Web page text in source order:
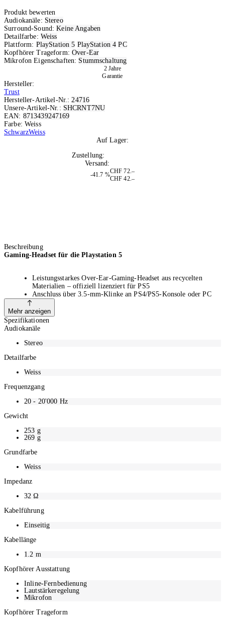
Produkt bewerten
Audiokanäle: Stereo
Surround-Sound:Keine Angaben
Detailfarbe: Weiss
Plattform: PlayStation 5 PlayStation 4 PC
Kopfhörer Trageform: Over-Ear
Mikrofon Eigenschaften: Stummschaltung
2 Jahre
Garantie
Hersteller:
Trust
Hersteller-Artikel-Nr.: 24716
Unsere-Artikel-Nr.: SHCRNT7NU
EAN: 8713439247169
Farbe: Weiss
SchwarzWeiss
Auf Lager:
Zustellung:
Versand:
-41.7 %
CHF 72.–
CHF 42.–
Beschreibung
Gaming-Headset für die Playstation 5
Leistungsstarkes Over-Ear-Gaming-Headset aus recycelten
Materialien – offiziell lizenziert für PS5
Anschluss über 3.5-mm-Klinke an PS4/PS5-Konsole oder PC
(1.20 m Kabellänge)
Leistungsstarke 50-mm-Treiber und 3D-Audio auf der PS5-
Konsole sorgen für perfekten Gaming-Sound
Mit dem flexiblen, abnehmbaren Mikrofon können Sie Ihre
Einfache Bedienung dank des Lautstärkereglers an der
Gepolsterter Kopfbügel, bewegliche Hörmuscheln und weiche
Mehr anzeigen
Spezifikationen
Audiokanäle
Stereo
Detailfarbe
Weiss
Frequenzgang
20 - 20'000 Hz
Gewicht
253 g
269 g
Grundfarbe
Weiss
Impedanz
32 Ω
Kabelführung
Einseitig
Kabellänge
1.2 m
Kopfhörer Ausstattung
Inline-Fernbedienung
Lautstärkeregelung
Mikrofon
Kopfhörer Trageform